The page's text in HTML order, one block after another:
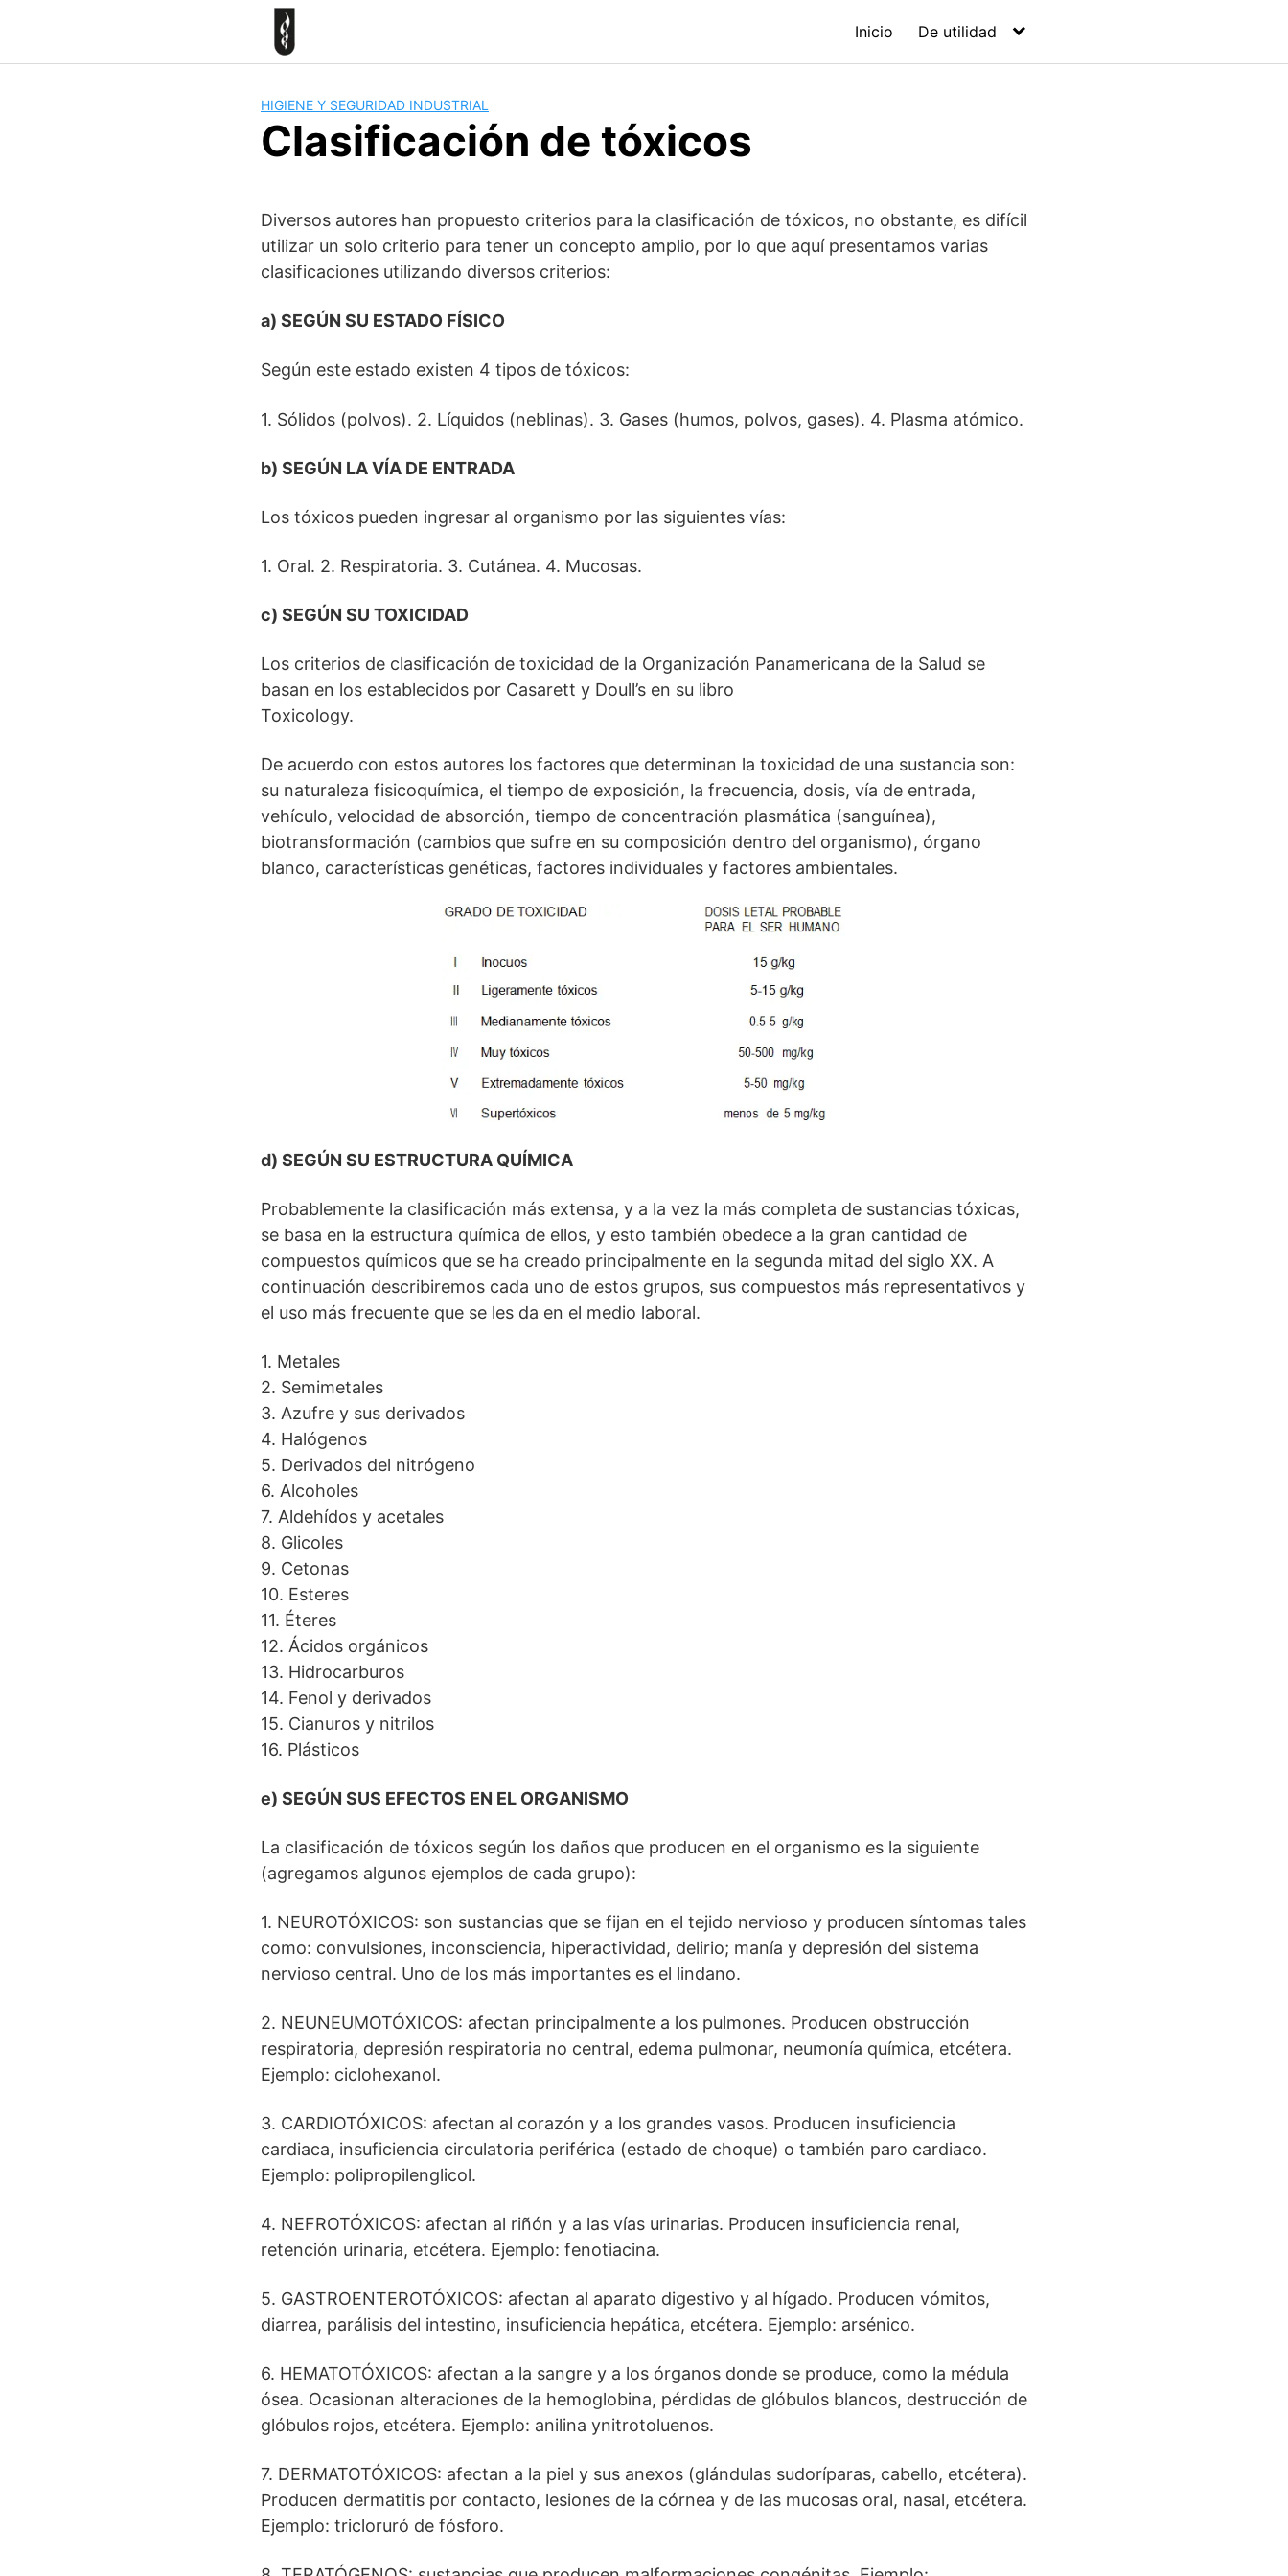
Inicio De utilidad
HIGIENE Y SEGURIDAD INDUSTRIAL
Clasificación de tóxicos
Diversos autores han propuesto criterios para la clasificación de tóxicos, no obstante, es difícil
utilizar un solo criterio para tener un concepto amplio, por lo que aquí presentamos varias
clasificaciones utilizando diversos criterios:
a) SEGÚN SU ESTADO FÍSICO
Según este estado existen 4 tipos de tóxicos:
1. Sólidos (polvos). 2. Líquidos (neblinas). 3. Gases (humos, polvos, gases). 4. Plasma atómico.
b) SEGÚN LA VÍA DE ENTRADA
Los tóxicos pueden ingresar al organismo por las siguientes vías:
1. Oral. 2. Respiratoria. 3. Cutánea. 4. Mucosas.
c) SEGÚN SU TOXICIDAD
Los criterios de clasificación de toxicidad de la Organización Panamericana de la Salud se
basan en los establecidos por Casarett y Doull’s en su libro
Toxicology.
De acuerdo con estos autores los factores que determinan la toxicidad de una sustancia son:
su naturaleza fisicoquímica, el tiempo de exposición, la frecuencia, dosis, vía de entrada,
vehículo, velocidad de absorción, tiempo de concentración plasmática (sanguínea),
biotransformación (cambios que sufre en su composición dentro del organismo), órgano
blanco, características genéticas, factores individuales y factores ambientales.
d) SEGÚN SU ESTRUCTURA QUÍMICA
Probablemente la clasificación más extensa, y a la vez la más completa de sustancias tóxicas,
se basa en la estructura química de ellos, y esto también obedece a la gran cantidad de
compuestos químicos que se ha creado principalmente en la segunda mitad del siglo XX. A
continuación describiremos cada uno de estos grupos, sus compuestos más representativos y
el uso más frecuente que se les da en el medio laboral.
1. Metales
2. Semimetales
3. Azufre y sus derivados
4. Halógenos
5. Derivados del nitrógeno
6. Alcoholes
7. Aldehídos y acetales
8. Glicoles
9. Cetonas
10. Esteres
11. Éteres
12. Ácidos orgánicos
13. Hidrocarburos
14. Fenol y derivados
15. Cianuros y nitrilos
16. Plásticos
e) SEGÚN SUS EFECTOS EN EL ORGANISMO
La clasificación de tóxicos según los daños que producen en el organismo es la siguiente
(agregamos algunos ejemplos de cada grupo):
1. NEUROTÓXICOS: son sustancias que se fijan en el tejido nervioso y producen síntomas tales
como: convulsiones, inconsciencia, hiperactividad, delirio; manía y depresión del sistema
nervioso central. Uno de los más importantes es el lindano.
2. NEUNEUMOTÓXICOS: afectan principalmente a los pulmones. Producen obstrucción
respiratoria, depresión respiratoria no central, edema pulmonar, neumonía química, etcétera.
Ejemplo: ciclohexanol.
3. CARDIOTÓXICOS: afectan al corazón y a los grandes vasos. Producen insuficiencia
cardiaca, insuficiencia circulatoria periférica (estado de choque) o también paro cardiaco.
Ejemplo: polipropilenglicol.
4. NEFROTÓXICOS: afectan al riñón y a las vías urinarias. Producen insuficiencia renal,
retención urinaria, etcétera. Ejemplo: fenotiacina.
5. GASTROENTEROTÓXICOS: afectan al aparato digestivo y al hígado. Producen vómitos,
diarrea, parálisis del intestino, insuficiencia hepática, etcétera. Ejemplo: arsénico.
6. HEMATOTÓXICOS: afectan a la sangre y a los órganos donde se produce, como la médula
ósea. Ocasionan alteraciones de la hemoglobina, pérdidas de glóbulos blancos, destrucción de
glóbulos rojos, etcétera. Ejemplo: anilina ynitrotoluenos.
7. DERMATOTÓXICOS: afectan a la piel y sus anexos (glándulas sudoríparas, cabello, etcétera).
Producen dermatitis por contacto, lesiones de la córnea y de las mucosas oral, nasal, etcétera.
Ejemplo: tricloruró de fósforo.